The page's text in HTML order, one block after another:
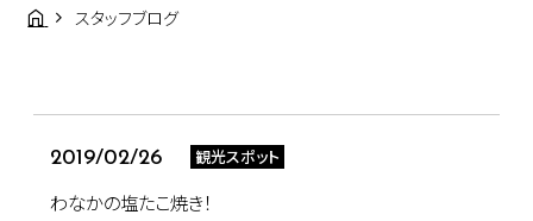
スタッフブログ
2019/02/26 観光スポット
わなかの塩たこ焼き！